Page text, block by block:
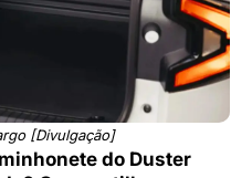
[Divulgação]
do Duster